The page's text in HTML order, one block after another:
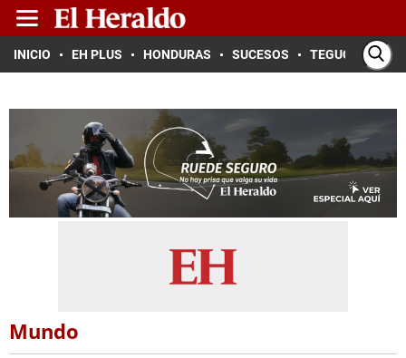
INICIO EH PLUS HONDURAS SUCESOS TEGUCIGALPA
Mundo